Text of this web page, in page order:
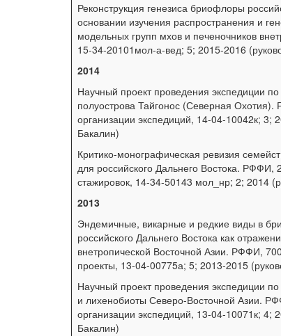
Реконструкция генезиса бриофлоры
основании изучения распространения и
модельных групп мхов и печеночников
15-34-20101мол-а-вед; 5; 2015-2016
2014
Научный проект проведения экспедиции
полуострова Тайгонос (Северная
организации экспедиций, 14-04-10042к; 3;
Бакалин)
Критико-монографическая ревизия
для российского Дальнего Востока. РФФИ,
стажировок, 14-34-50143 мол_нр; 2; 2014
2013
Эндемичные, викарные и редкие виды в
российского Дальнего Востока как
внетропической Восточной Азии. РФФИ,
проекты, 13-04-00775а; 5; 2013-2015
Научный проект проведения экспедиции
и лихенобиоты Северо-Восточной Азии.
организации экспедиций, 13-04-10071к; 4;
Бакалин)